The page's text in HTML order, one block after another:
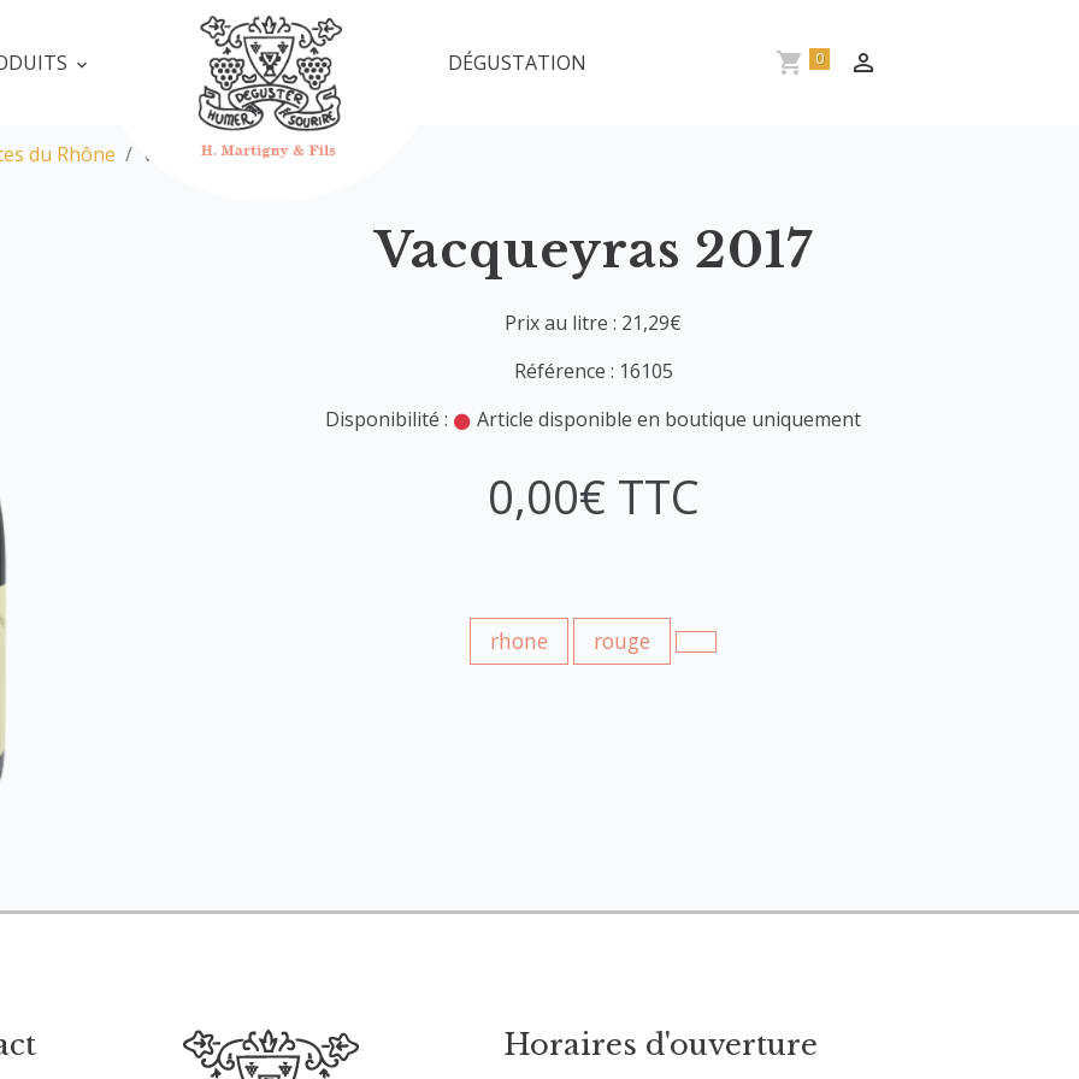
DÉGUSTATION 0
du Rhône Vacqueyras 2017
Vacqueyras 2017
Prix au litre : 21,29€
Référence : 16105
Disponibilité :
Article disponible en boutique uniquement
0,00€ TTC
rhone rouge
Horaires d'ouverture